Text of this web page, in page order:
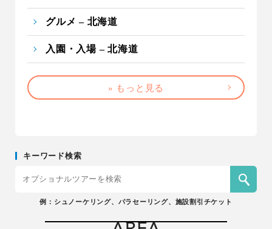
グルメ – 北海道
入園・入場 – 北海道
» もっと見る
キーワード検索
例：シュノーケリング、パラセーリング、施設割引チケット